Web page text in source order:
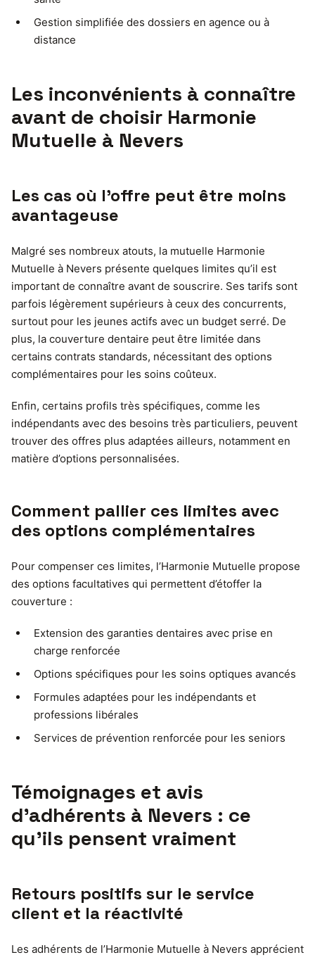
Gestion simplifiée des dossiers en agence ou à
distance
Les inconvénients à connaître
avant de choisir Harmonie
Mutuelle à Nevers
Les cas où l’offre peut être moins
avantageuse
Malgré ses nombreux atouts, la mutuelle Harmonie
Mutuelle à Nevers présente quelques limites qu’il est
important de connaître avant de souscrire. Ses tarifs sont
parfois légèrement supérieurs à ceux des concurrents,
surtout pour les jeunes actifs avec un budget serré. De
plus, la couverture dentaire peut être limitée dans
certains contrats standards, nécessitant des options
complémentaires pour les soins coûteux.
Enfin, certains profils très spécifiques, comme les
indépendants avec des besoins très particuliers, peuvent
trouver des offres plus adaptées ailleurs, notamment en
matière d’options personnalisées.
Comment pallier ces limites avec
des options complémentaires
Pour compenser ces limites, l’Harmonie Mutuelle propose
des options facultatives qui permettent d’étoffer la
couverture :
Extension des garanties dentaires avec prise en
charge renforcée
Options spécifiques pour les soins optiques avancés
Formules adaptées pour les indépendants et
professions libérales
Services de prévention renforcée pour les seniors
Témoignages et avis
d’adhérents à Nevers : ce
qu’ils pensent vraiment
Retours positifs sur le service
client et la réactivité
Les adhérents de l’Harmonie Mutuelle à Nevers apprécient